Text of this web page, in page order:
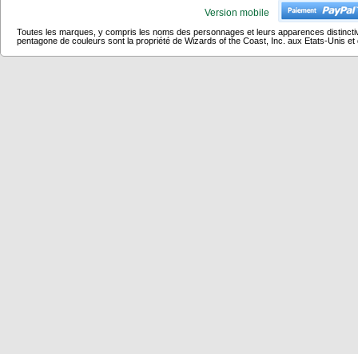
Version mobile
Toutes les marques, y compris les noms des personnages et leurs apparences
pentagone de couleurs sont la propriété de Wizards of the Coast, Inc. aux Etats-Unis